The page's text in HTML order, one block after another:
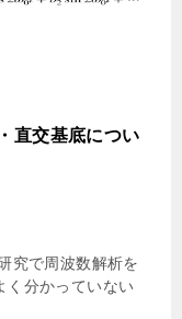
直交基底につい
究で周波数解析を
く分かっていない